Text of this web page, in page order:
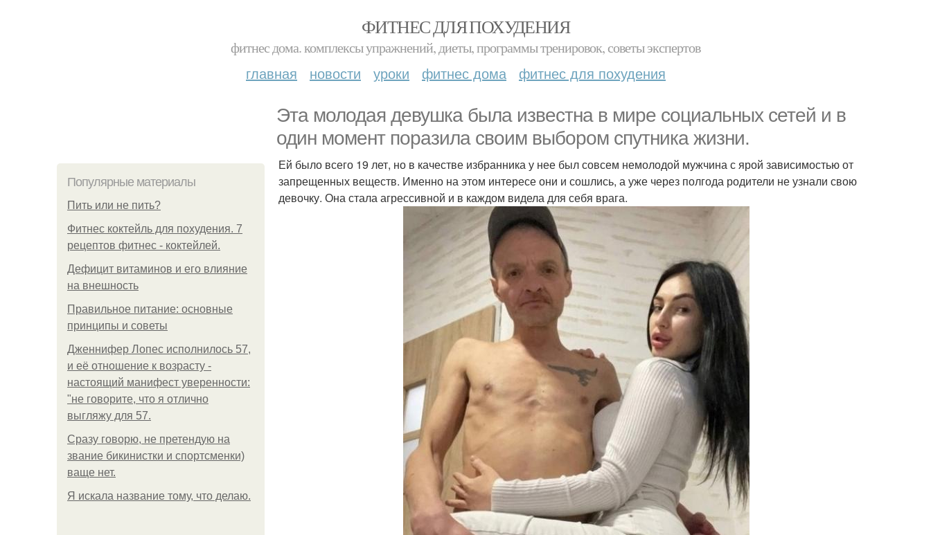
ФИТНЕС ДЛЯ ПОХУДЕНИЯ
фитнес дома. комплексы упражнений, диеты, программы тренировок, советы экспертов
главная новости уроки фитнес дома фитнес для похудения
Эта молодая девушка была известна в мире социальных сетей и в
один момент поразила своим выбором спутника жизни.
Популярные материалы
Пить или не пить?
Фитнес коктейль для похудения. 7
рецептов фитнес - коктейлей.
Дефицит витаминов и его влияние
на внешность
Правильное питание: основные
принципы и советы
Дженнифер Лопес исполнилось 57,
и её отношение к возрасту -
настоящий манифест уверенности:
"не говорите, что я отлично
выгляжу для 57.
Сразу говорю, не претендую на
звание бикинистки и спортсменки)
ваще нет.
Я искала название тому, что делаю.
Ей было всего 19 лет, но в качестве избранника у нее был совсем немолодой мужчина с ярой зависимостью от
запрещенных веществ. Именно на этом интересе они и сошлись, а уже через полгода родители не узнали свою
девочку. Она стала агрессивной и в каждом видела для себя врага.